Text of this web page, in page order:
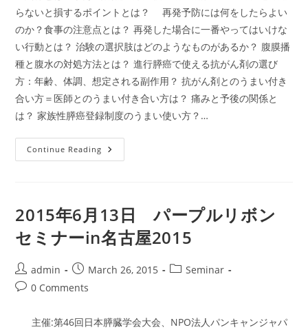
らないと損するポイントとは？ 再発予防には何をしたらよい
のか？食事の注意点とは？ 再発した場合に一番やってはいけな
い行動とは？ 治験の選択肢はどのようなものがあるか？ 腹膜播
種と腹水の対処方法とは？ 進行膵癌で使える抗がん剤の選び
方：年齢、体調、想定される副作用？ 抗がん剤とのうまい付き
合い方＝医師とのうまい付き合い方は？ 痛みと予後の関係と
は？ 家族性膵癌登録制度のうまい使い方？…
Continue Reading 2015
年
（土）
パ
ー
プ
ル
ボ
ン
In
2015年6月13日 パープルリボン
セミナーin名古屋2015
Post
author:
admin
Post
published:
March 26, 2015
PostSeminar
Post0 Comments
主催:第46回日本膵臓学会大会、NPO法人パンキャンジャパ